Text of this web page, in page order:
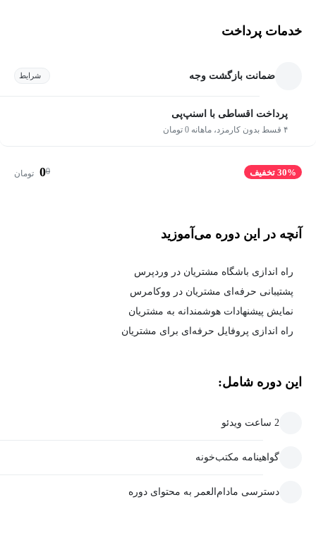
خدمات پرداخت
ضمانت بازگشت وجه شرایط
پرداخت اقساطی با اسنپ‌پی
۴ قسط بدون کارمزد، ماهانه 0 تومان
30% تخفیف 0
0 تومان
آنچه در این دوره می‌آموزید
راه اندازی باشگاه مشتریان در وردپرس
پشتیبانی حرفه‌ای مشتریان در ووکامرس
نمایش پیشنهادات هوشمندانه به مشتریان
راه اندازی پروفایل حرفه‌ای برای مشتریان
این دوره شامل:
2 ساعت ویدئو
گواهینامه مکتب‌خونه
دسترسی مادام‌العمر به محتوای دوره